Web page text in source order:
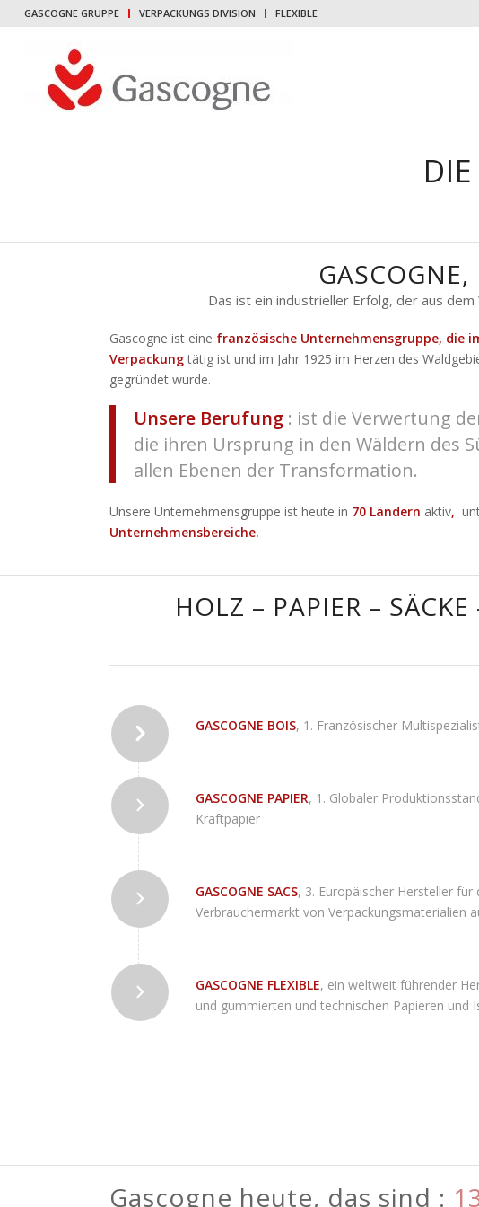
GASCOGNE GRUPPE VERPACKUNGS DIVISION FLEXIBLE
GASCOGNE,
Das ist ein industrieller Erfolg, der aus
Gascogne ist eine französische Unternehmensgruppe, die
Verpackungtätig ist und im Jahr 1925 im Herzen des
gegründet wurde.
Unsere Berufung : ist die Verwertung
die ihren Ursprung in den Wäldern des
allen Ebenen der Transformation.
Unsere Unternehmensgruppe ist heute in 70 Ländern aktiv,
Unternehmensbereiche.
HOLZ – PAPIER – SÄCKE
GASCOGNE BOIS, 1. Französischer
GASCOGNE PAPIER, 1. Globaler
Kraftpapier
GASCOGNE SACS, 3. Europäischer Hersteller für
Verbrauchermarkt von Verpackungsmaterialien
GASCOGNE FLEXIBLE, ein weltweit führender
und gummierten und technischen Papieren und
Gascogne heute, das sind :